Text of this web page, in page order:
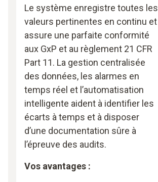
Le système enregistre toutes les
valeurs pertinentes en continu et
assure une parfaite conformité
aux GxP et au règlement 21 CFR
Part 11. La gestion centralisée
des données, les alarmes en
temps réel et l’automatisation
intelligente aident à identifier les
écarts à temps et à disposer
d’une documentation sûre à
l’épreuve des audits.
Vos avantages :